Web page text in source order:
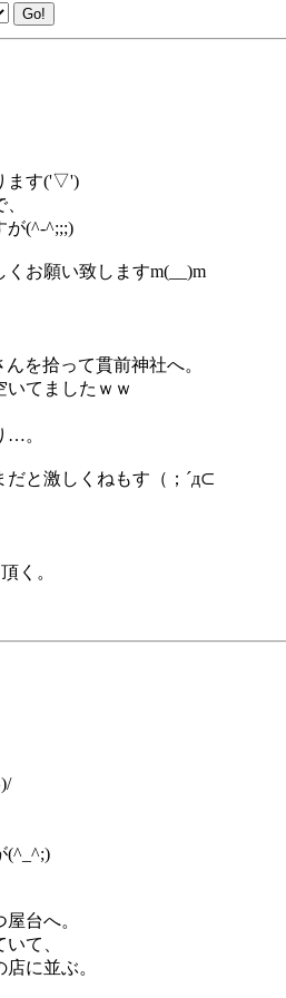
ます('▽')
が(^-^;;;)
お願い致しますm(__)m
を拾って貫前神社へ。
いてましたｗｗ
…。
だと激しくねもす（；´д⊂
く。
(^_^;)
台へ。
て、
に並ぶ。